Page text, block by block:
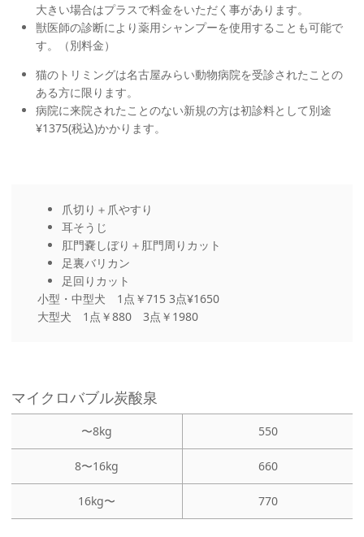
大きい場合はプラスで料金をいただく事があります。
獣医師の診断により薬用シャンプーを使用することも可能で
す。（別料金）
猫のトリミングは名古屋みらい動物病院を受診されたことの
ある方に限ります。
病院に来院されたことのない新規の方は初診料として別途
¥1375(税込)かかります。
爪切り＋爪やすり
耳そうじ
肛門嚢しぼり＋肛門周りカット
足裏バリカン
足回りカット
小型・中型犬 1点￥715 3点¥1650
大型犬 1点￥880 3点￥1980
マイクロバブル炭酸泉
〜8kg 550
8〜16kg 660
16kg〜 770